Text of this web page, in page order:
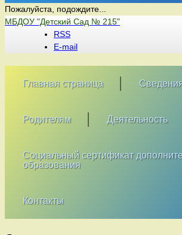
Пожалуйста, подождите...
Перейти
содержимому
МБДОУ "Детский Сад № 215"
RSS
E-mail
Главная страница
Родителям Деятельность
Социальный сертификат
образования
Контакты